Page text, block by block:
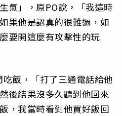
氣」，原PO說，「我這時
果他是認真的很難過，如
要開這麼有攻擊性的玩
飯，「打了三通電話給他
後結果沒多久聽到他回來
，我當時看到他買好飯回